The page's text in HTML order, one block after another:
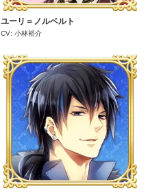
ユーリ＝ノルベルト
CV: 小林裕介